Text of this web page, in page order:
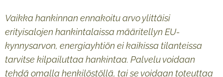
Vaikka hankinnan ennakoitu arvo ylittäisi
erityisalojen hankintalaissa määritellyn EU-
kynnysarvon, energiayhtiön ei kaikissa tilanteissa
tarvitse kilpailuttaa hankintaa. Palvelu voidaan
tehdä omalla henkilöstöllä, tai se voidaan toteuttaa